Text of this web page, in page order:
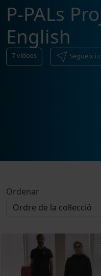
P-PALs
English
7vídeos Segueix i
Ordenar